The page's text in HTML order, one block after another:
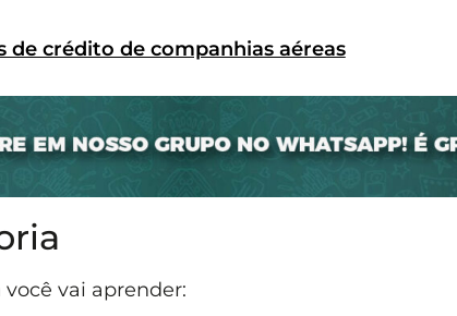
de crédito de companhias aéreas
você vai aprender: